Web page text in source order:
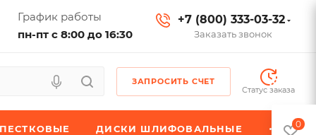
График работы
пн-пт с 8:00 до 16:30
+7 (800) 333-03-32
Заказать звонок
ЗАПРОСИТЬ СЧЕТ
Статус заказа
ДИСКИ ШЛИФОВАЛЬНЫЕ 0